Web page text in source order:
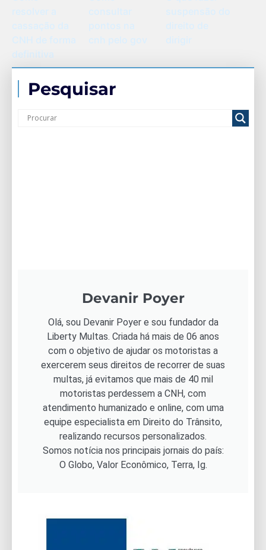
definitiva
Pesquisar
Devanir Poyer
Olá, sou Devanir Poyer e sou fundador da
Liberty Multas. Criada há mais de 06 anos
com o objetivo de ajudar os motoristas a
exercerem seus direitos de recorrer de suas
multas, já evitamos que mais de 40 mil
motoristas perdessem a CNH, com
atendimento humanizado e online, com uma
equipe especialista em Direito do Trânsito,
realizando recursos personalizados.
Somos notícia nos principais jornais do país:
O Globo, Valor Econômico, Terra, Ig.